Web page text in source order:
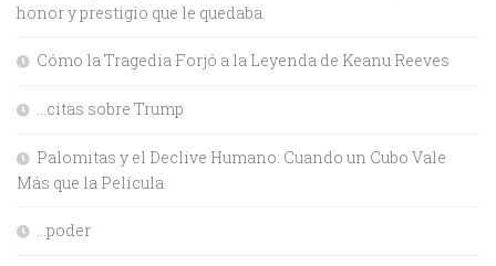
honor y prestigio que le quedaba.
Cómo la Tragedia Forjó a la Leyenda de Keanu Reeves
…citas sobre Trump
Palomitas y el Declive Humano: Cuando un Cubo Vale
Más que la Película
…poder